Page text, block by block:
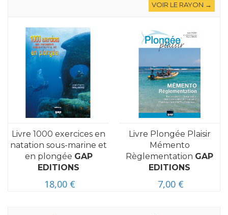
VOIR LE RAYON →
Livre 1000 exercices en
natation sous-marine et
en plongée GAP
EDITIONS
18,00 €
Livre Plongée Plaisir
Mémento
Règlementation GAP
EDITIONS
7,00 €